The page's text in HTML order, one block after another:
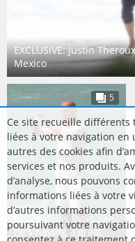
Ce site recueille différents
liées à votre navigation en
autres des cookies afin
services et nos produits.
d’analyse, nous pouvons
informations liées à votre
d’autres informations
poursuivant votre
EXCLUSIVE: Justin
Mexico
Bruce Willis looks like
he's having a great
5